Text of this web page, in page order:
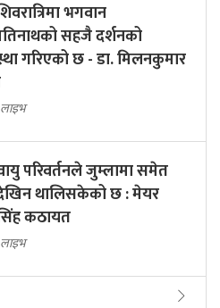
भगवान
सहजै दर्शनको
गरिएको छ - डा. मिलनकुमार
परिवर्तनले जुम्लामा समेत
थालिसकेको छ : मेयर
कठायत